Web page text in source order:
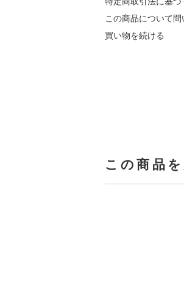
この商品について
買い物を続ける
この商品